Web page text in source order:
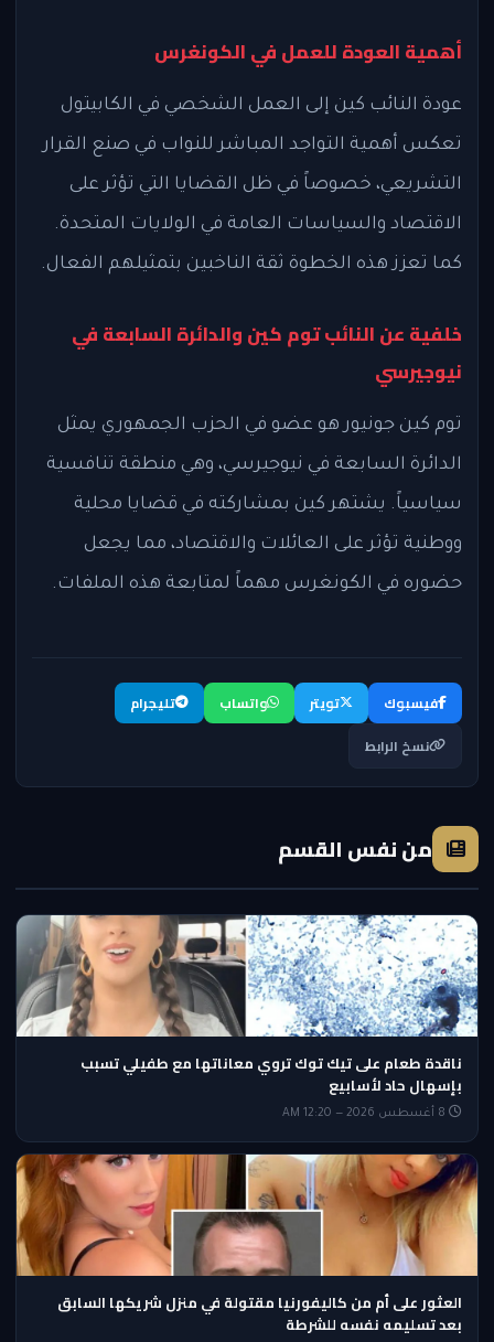
أهمية العودة للعمل في الكونغرس
عودة النائب كين إلى العمل الشخصي في الكابيتول
تعكس أهمية التواجد المباشر للنواب في صنع القرار
التشريعي، خصوصاً في ظل القضايا التي تؤثر على
الاقتصاد والسياسات العامة في الولايات المتحدة.
كما تعزز هذه الخطوة ثقة الناخبين بتمثيلهم الفعال.
خلفية عن النائب توم كين والدائرة السابعة في
نيوجيرسي
توم كين جونيور هو عضو في الحزب الجمهوري يمثل
الدائرة السابعة في نيوجيرسي، وهي منطقة تنافسية
سياسياً. يشتهر كين بمشاركته في قضايا محلية
ووطنية تؤثر على العائلات والاقتصاد، مما يجعل
حضوره في الكونغرس مهماً لمتابعة هذه الملفات.
فيسبوك تويتر واتساب
تليجرام
نسخ الرابط
من نفس القسم
ناقدة طعام على تيك توك تروي معاناتها مع طفيلي تسبب
بإسهال حاد لأسابيع
العثور على أم من كاليفورنيا مقتولة في منزل شريكها السابق
بعد تسليمه نفسه للشرطة